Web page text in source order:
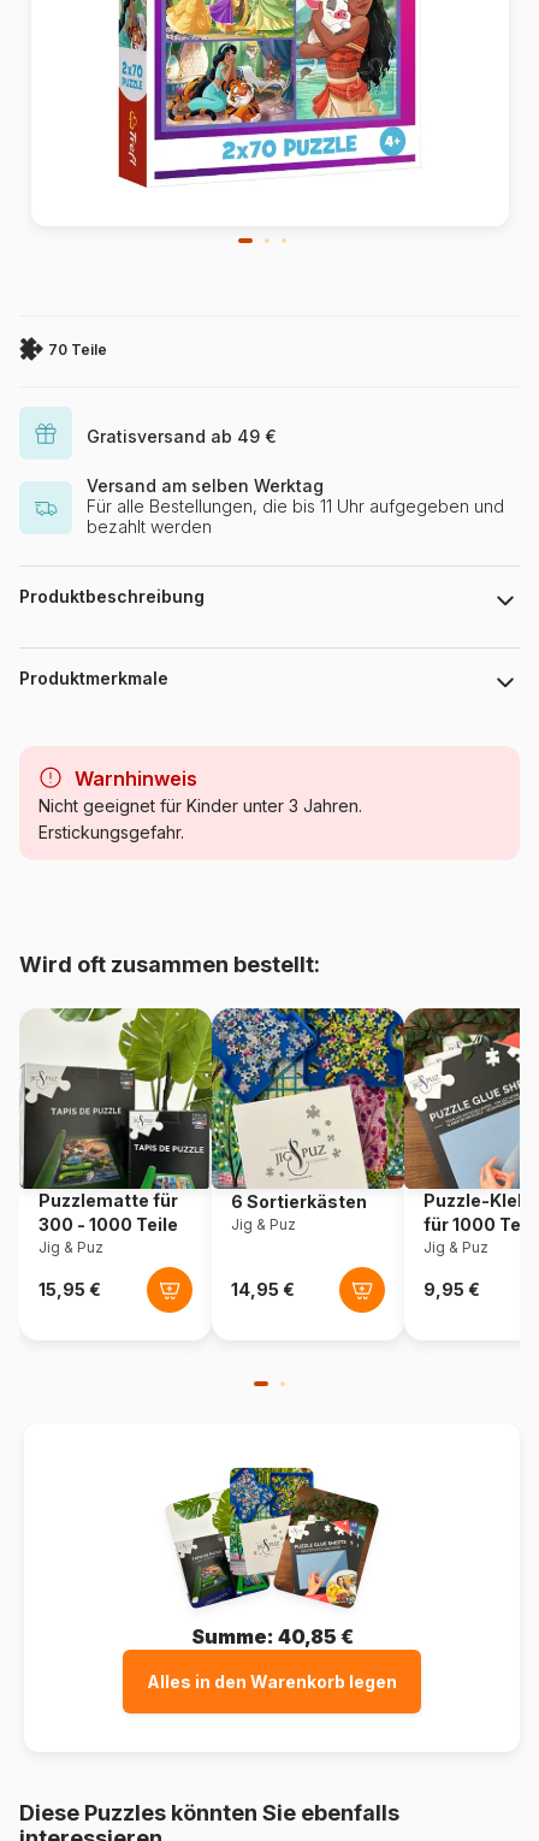
70 Teile
Gratisversand ab 49 €
Versand am selben Werktag
Für alle Bestellungen, die bis 11 Uhr aufgegeben und
bezahlt werden
Produktbeschreibung
DISNEY
Produktmerkmale
Kategorie Walt Disney Puzzles
5900511344400
Teileanzahl 70 Teile
Maße 27 x 18 cm
Warnhinweis
Nicht geeignet für Kinder unter 3 Jahren.
Erstickungsgefahr.
Wird oft zusammen bestellt:
Puzzlematte für
300 - 1000 Teile
Jig & Puz
6 Sortierkästen
Jig & Puz
Puzzle-
für 1000
Jig & Puz
Summe: 40,85 €
Alles in den Warenkorb legen
Diese Puzzles könnten Sie ebenfalls